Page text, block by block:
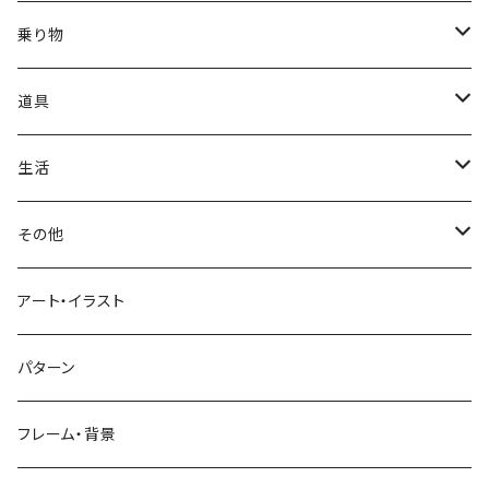
端午の節句
結婚式
父の日
節分
中国
北欧
金太郎
天使
シニア
おばけ
スケルトン
ジャックオランタン
鬼
貝殻
山
木
川
月
太陽
雪
プルメリア
野バラ
牡丹
ひまわり
ハイビスカス
やしの木
あさがお
サイ
チンパンジー
トリ
ツル
カモメ
サカナ
イワシ
トラ
ウサギ
クマ
かき氷
アイス
キャンディー
ジンジャーマンクッキー
フルーツ
スイカ
イチゴ
リンゴ
和食
お雑煮
鏡餅
野菜
ナス
トマト
飲み物
ビール
ソーダ
洋食
カレー
バーベキュー
相撲
乗り物
車
道具
ファッション
サングラス
ビーチサンダル
文房具
はさみ
おりがみ
コスメ
遊具
ぬいぐるみ
キッチン用品
生活
花粉症
風邪
ビジネス
病院
その他
ハート
デジタル
街並み
アート・イラスト
パターン
フレーム・背景